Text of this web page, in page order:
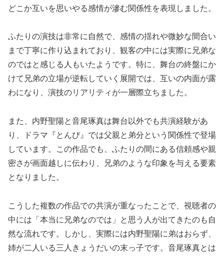
どこか互いを思いやる感情が滲む関係性を表現しました。
ふたりの演技は非常に自然で、感情の揺れや微妙な間合い
まで丁寧に作り込まれており、観客の中には実際に兄弟な
のではと感じる人もいたようです。特に、舞台の終盤にか
けて兄弟の立場が逆転していく展開では、互いの内面が露
わになり、演技のリアリティが一層際立ちました。
また、内野聖陽と音尾琢真は舞台以外でも共演経験があ
り、ドラマ『とんび』では父親と弟分という関係性で登場
しています。この作品でも、ふたりの間にある信頼感や親
密さが画面越しに伝わり、兄弟のような印象を与える要素
となりました。
こうした複数の作品での共演が重なったことで、視聴者の
中には「本当に兄弟なのでは」と思う人が出てきたのも自
然な流れです。しかし、実際には内野聖陽に弟はおらず、
姉が二人いる三人きょうだいの末っ子です。音尾琢真とは